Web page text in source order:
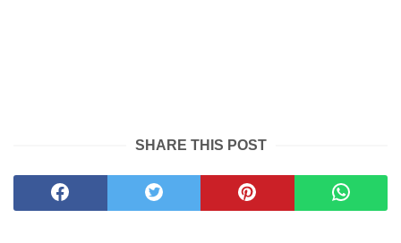
SHARE THIS POST